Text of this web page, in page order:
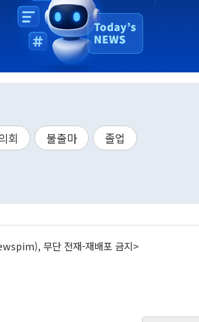
회 불출마
졸업
무단 전재-재배포 금지>